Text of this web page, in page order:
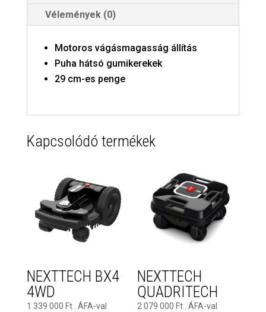
Vélemények (0)
Motoros vágásmagasság állítás
Puha hátsó gumikerekek
29 cm-es penge
Kapcsolódó termékek
NEXTTECH BX4
4WD
1 339 000 Ft . ÁFA-val
NEXTTECH
QUADRITECH
2 079 000 Ft . ÁFA-val